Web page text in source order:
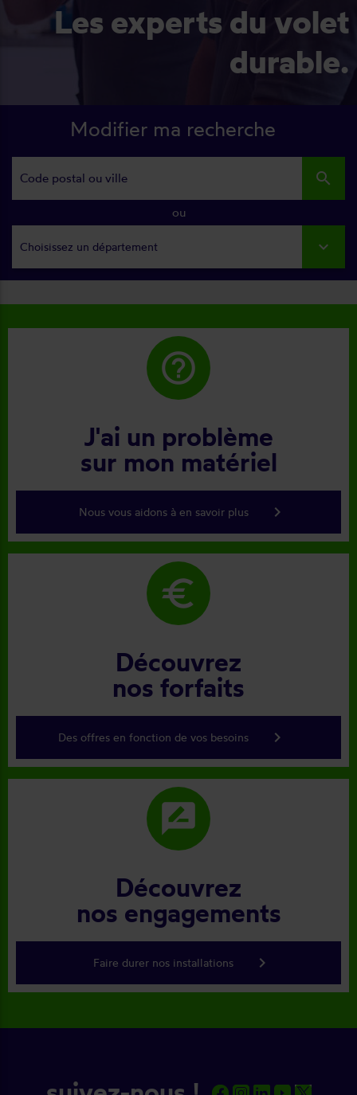
Les experts du volet
durable.
Modifier ma recherche
search
ou
Choisissez un département
help_outline
J'ai un problème
sur mon matériel
Nous vous aidons à en savoir plus keyboard_arrow_right
euro
Découvrez
nos forfaits
Des offres en fonction de vos besoins keyboard_arrow_right
rate_review
Découvrez
nos engagements
Faire durer nos installations keyboard_arrow_right